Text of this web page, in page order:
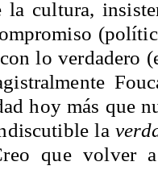
cultura,
lo
hoy más que
la
que volver a